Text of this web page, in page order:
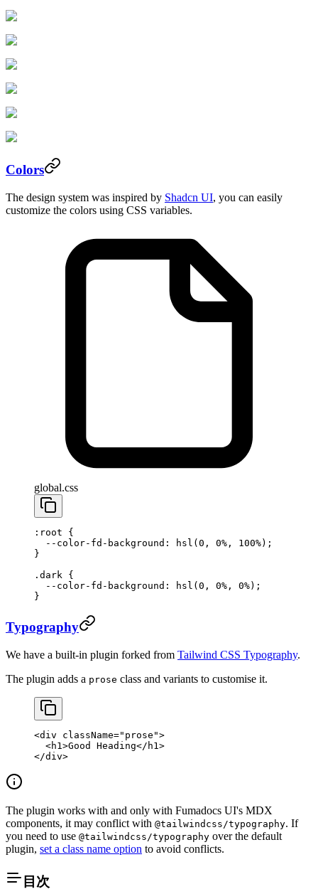
Colors
The design system was inspired by Shadcn UI, you can easily
customize the colors using CSS variables.
global.css
:root {
  --color-fd-background
: hsl (0 , 0% , 100%);
}
.dark {
  --color-fd-background
: hsl (0 , 0% , 0%);
}
Typography
We have a built-in plugin forked from Tailwind CSS Typography.
The plugin adds a prose class and variants to customise it.
<div className="prose">
  <
h1 >Good Heading</ h1 >
</div>
The plugin works with and only with Fumadocs UI's MDX
components, it may conflict with @tailwindcss/typography. If
you need to use @tailwindcss/typography over the default
plugin, set a class name option to avoid conflicts.
目次